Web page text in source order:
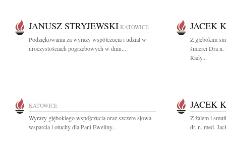
JANUSZ STRYJEWSKI KATOWICE
Podziękowania za wyrazy współczucia i udział w
uroczystościach pogrzebowych w dniu...
JACEK
Z głębokim
śmierci Dra n.
Rady...
KATOWICE
Wyrazy głębokiego współczucia oraz szczere słowa
wsparcia i otuchy dla Pani Eweliny...
JACEK
Z żalem i
dr. n. med.